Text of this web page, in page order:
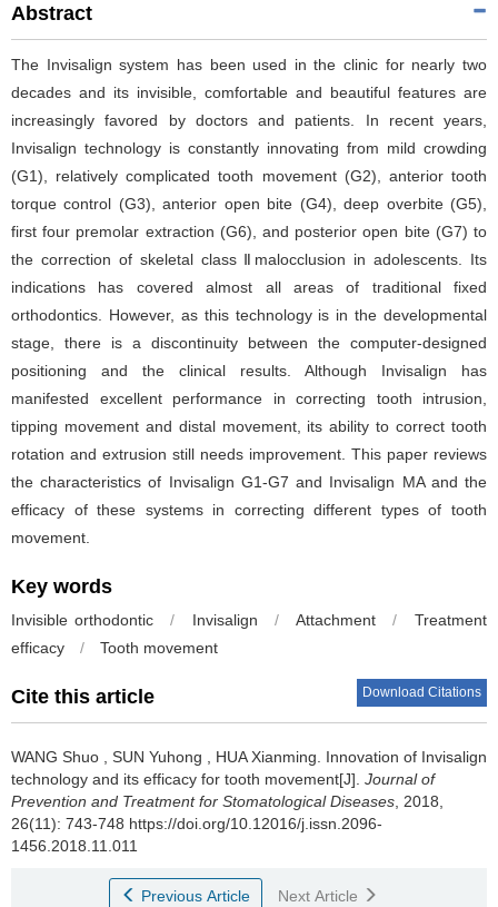
Abstract
The Invisalign system has been used in the clinic for nearly two
decades and its invisible, comfortable and beautiful features are
increasingly favored by doctors and patients. In recent years,
Invisalign technology is constantly innovating from mild crowding
(G1), relatively complicated tooth movement (G2), anterior tooth
torque control (G3), anterior open bite (G4), deep overbite (G5),
first four premolar extraction (G6), and posterior open bite (G7) to
the correction of skeletal class Ⅱmalocclusion in adolescents. Its
indications has covered almost all areas of traditional fixed
orthodontics. However, as this technology is in the developmental
stage, there is a discontinuity between the computer-designed
positioning and the clinical results. Although Invisalign has
manifested excellent performance in correcting tooth intrusion,
tipping movement and distal movement, its ability to correct tooth
rotation and extrusion still needs improvement. This paper reviews
the characteristics of Invisalign G1-G7 and Invisalign MA and the
efficacy of these systems in correcting different types of tooth
movement.
Key words
Invisible orthodontic / Invisalign / Attachment /
Treatment
efficacy
/ Tooth movement
Cite this article Download Citations
WANG Shuo SUN Yuhong HUA Xianming
Innovation of Invisalign
technology and its efficacy for tooth movement[J]. Journal of
Prevention and Treatment for Stomatological Diseases , 2018,
26(11): 743-748 https://doi.org/10.12016/j.issn.2096-
1456.2018.11.011
Previous Article Next Article